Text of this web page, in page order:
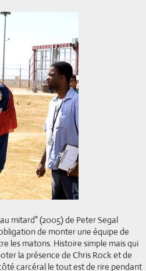
mitard" (2005) de Peter Segal
de monter une équipe de
les matons. Histoire simple mais qui
la présence de Chris Rock et de
carcéral le tout est de rire pendant